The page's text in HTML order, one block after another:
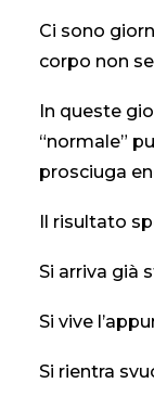
Ci sono
corpo non
In queste
“normale”
prosciuga
Il risultato
Si arriva già
Si vive
Si rientra